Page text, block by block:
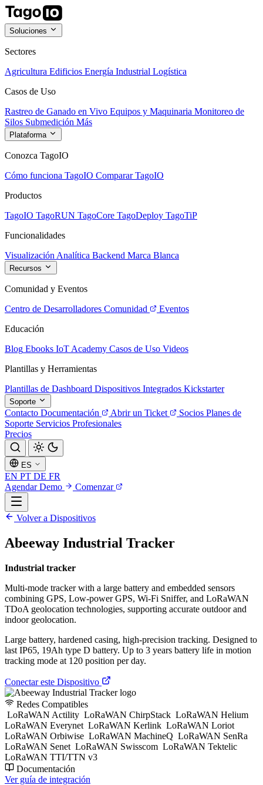
Soluciones
Sectores
Agricultura Edificios Energía Industrial Logística
Casos de Uso
Rastreo de Ganado en Vivo Equipos y Maquinaria Monitoreo de
Silos Submedición Más
Plataforma
Conozca TagoIO
Cómo funciona TagoIO Comparar TagoIO
Productos
TagoIO TagoRUN TagoCore TagoDeploy TagoTiP
Funcionalidades
Visualización Analítica Backend Marca Blanca
Recursos
Comunidad y Eventos
Centro de Desarrolladores Comunidad
Eventos
Educación
Blog Ebooks IoT Academy Casos de Uso Videos
Plantillas y Herramientas
Plantillas de Dashboard Dispositivos Integrados Kickstarter
Soporte
Contacto Documentación Abrir un Ticket Socios Planes de
Soporte Servicios Profesionales
Precios
ES
EN PT DE FR
Agendar Demo
Comenzar
Volver a Dispositivos
Abeeway Industrial Tracker
Industrial tracker
Multi-mode tracker with a large battery and embedded sensors
combining GPS, Low-power GPS, Wi-Fi Sniffer, and LoRaWAN
TDoA geolocation technologies, supporting accurate outdoor and
indoor geolocation.
Large battery, hardened casing, high-precision tracking. Designed to
last IP65, 19Ah type D battery. Up to 3 years battery life in motion
tracking mode at 120 position per day.
Conectar este Dispositivo
Redes Compatibles
LoRaWAN Actility LoRaWAN ChirpStack LoRaWAN Helium
LoRaWAN Everynet LoRaWAN Kerlink LoRaWAN Loriot
LoRaWAN Orbiwise LoRaWAN MachineQ LoRaWAN SenRa
LoRaWAN Senet LoRaWAN Swisscom LoRaWAN Tektelic
LoRaWAN TTI/TTN v3
Documentación
Ver guía de integración